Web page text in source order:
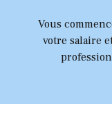
Vous
votre salaire